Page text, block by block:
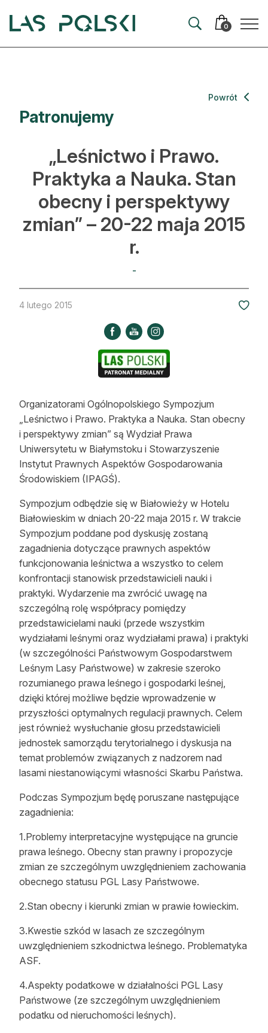
0
Artykuły
Hodowla lasu
Ochrona lasu
Nowe technologie
Prawo
Auto do lasu
Leśnik na zakupach
Edukacja
Lasy prywatne
O nas
100 lat „Lasu Polskiego”
Prenumerata
Reklama
Zostań autorem
Archiwum
Kontakt
Patronujemy
Powrót
„Leśnictwo i Prawo.
Praktyka a Nauka. Stan
obecny i perspektywy
zmian” – 20-22 maja 2015
r.
-
4 lutego 2015
Organizatorami Ogólnopolskiego Sympozjum
„Leśnictwo i Prawo. Praktyka a Nauka. Stan obecny
i perspektywy zmian” są Wydział Prawa
Uniwersytetu w Białymstoku i Stowarzyszenie
Instytut Prawnych Aspektów Gospodarowania
Środowiskiem (IPAGŚ).
Sympozjum odbędzie się w Białowieży w Hotelu
Białowieskim w dniach 20-22 maja 2015 r. W trakcie
Sympozjum poddane pod dyskusję zostaną
zagadnienia dotyczące prawnych aspektów
funkcjonowania leśnictwa a wszystko to celem
konfrontacji stanowisk przedstawicieli nauki i
praktyki. Wydarzenie ma zwrócić uwagę na
szczególną rolę współpracy pomiędzy
przedstawicielami nauki (przede wszystkim
wydziałami leśnymi oraz wydziałami prawa) i praktyki
(w szczególności Państwowym Gospodarstwem
Leśnym Lasy Państwowe) w zakresie szeroko
rozumianego prawa leśnego i gospodarki leśnej,
dzięki której możliwe będzie wprowadzenie w
przyszłości optymalnych regulacji prawnych. Celem
jest również wysłuchanie głosu przedstawicieli
jednostek samorządu terytorialnego i dyskusja na
temat problemów związanych z nadzorem nad
lasami niestanowiącymi własności Skarbu Państwa.
Podczas Sympozjum będę poruszane następujące
zagadnienia:
1.Problemy interpretacyjne występujące na gruncie
prawa leśnego. Obecny stan prawny i propozycje
zmian ze szczególnym uwzględnieniem zachowania
obecnego statusu PGL Lasy Państwowe.
2.Stan obecny i kierunki zmian w prawie łowieckim.
3.Kwestie szkód w lasach ze szczególnym
uwzględnieniem szkodnictwa leśnego. Problematyka
ASF.
4.Aspekty podatkowe w działalności PGL Lasy
Państwowe (ze szczególnym uwzględnieniem
podatku od nieruchomości leśnych).